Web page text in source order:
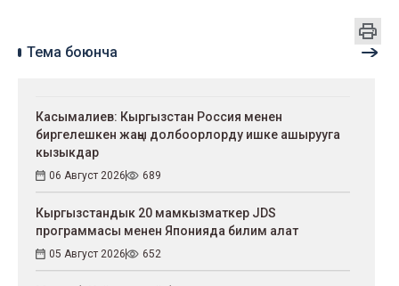
Тема боюнча
Касымалиев: Кыргызстан Россия менен
биргелешкен жаңы долбоорлорду ишке ашырууга
кызыкдар
06 Август 2026 689
Кыргызстандык 20 мамкызматкер JDS
программасы менен Японияда билим алат
05 Август 2026 652